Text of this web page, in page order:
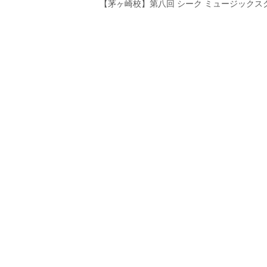
Previous
【茅ヶ崎校】第八回 シーク ミュージックス